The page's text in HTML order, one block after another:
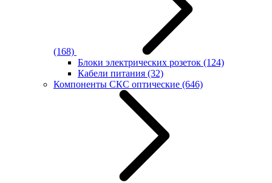
(168)
Блоки электрических розеток (124)
Кабели питания (32)
Компоненты СКС оптические (646)